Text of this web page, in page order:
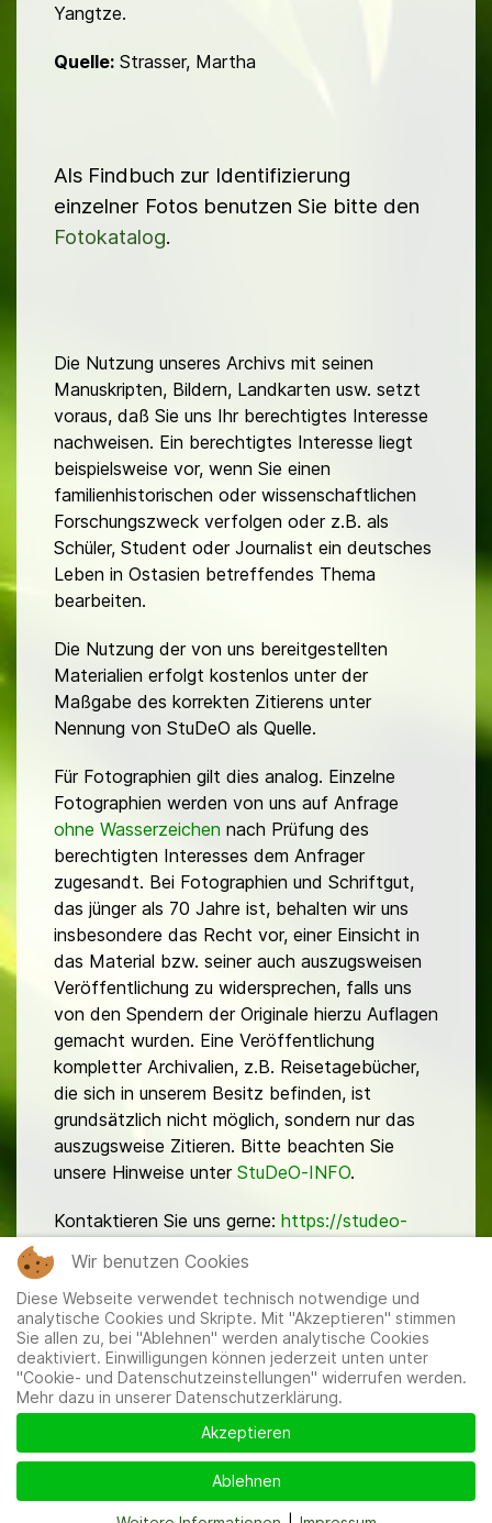
Yangtze.
Quelle: Strasser, Martha
Als Findbuch zur Identifizierung
einzelner Fotos benutzen Sie bitte den
Fotokatalog.
Die Nutzung unseres Archivs mit seinen
Manuskripten, Bildern, Landkarten usw. setzt
voraus, daß Sie uns Ihr berechtigtes Interesse
nachweisen. Ein berechtigtes Interesse liegt
beispielsweise vor, wenn Sie einen
familienhistorischen oder wissenschaftlichen
Forschungszweck verfolgen oder z.B. als
Schüler, Student oder Journalist ein deutsches
Leben in Ostasien betreffendes Thema
bearbeiten.
Die Nutzung der von uns bereitgestellten
Materialien erfolgt kostenlos unter der
Maßgabe des korrekten Zitierens unter
Nennung von StuDeO als Quelle.
Für Fotographien gilt dies analog. Einzelne
Fotographien werden von uns auf Anfrage
ohne Wasserzeichen nach Prüfung des
berechtigten Interesses dem Anfrager
zugesandt. Bei Fotographien und Schriftgut,
das jünger als 70 Jahre ist, behalten wir uns
insbesondere das Recht vor, einer Einsicht in
das Material bzw. seiner auch auszugsweisen
Veröffentlichung zu widersprechen, falls uns
von den Spendern der Originale hierzu Auflagen
gemacht wurden. Eine Veröffentlichung
kompletter Archivalien, z.B. Reisetagebücher,
die sich in unserem Besitz befinden, ist
grundsätzlich nicht möglich, sondern nur das
auszugsweise Zitieren. Bitte beachten Sie
unsere Hinweise unter StuDeO-INFO.
Kontaktieren Sie uns gerne: https://studeo-
Mitglieder|Impressum|Datenschutzerklärung|Cookie-
und Datenschutzeinstellungen
Wir benutzen Cookies
Diese Webseite verwendet technisch notwendige und
analytische Cookies und Skripte. Mit "Akzeptieren" stimmen
Sie allen zu, bei "Ablehnen" werden analytische Cookies
deaktiviert. Einwilligungen können jederzeit unten unter
"Cookie- und Datenschutzeinstellungen" widerrufen werden.
Mehr dazu in unserer Datenschutzerklärung.
Akzeptieren
Ablehnen